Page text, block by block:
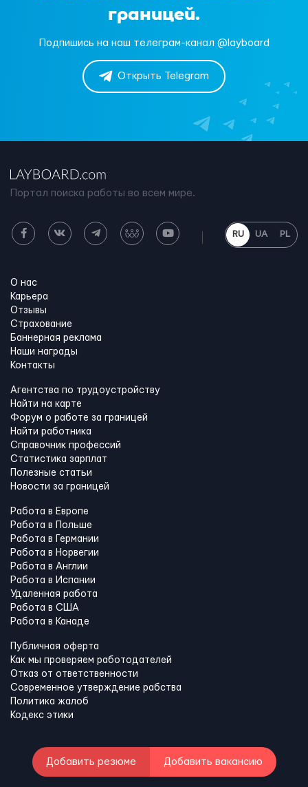
границей.
Подпишись на наш телеграм-канал @layboard
Открыть Telegram
Портал поиска работы во всем мире.
RU UA PL
О нас
Карьера
Отзывы
Страхование
Баннерная реклама
Наши награды
Контакты
Агентства по трудоустройству
Найти на карте
Форум о работе за границей
Найти работника
Справочник профессий
Статистика зарплат
Полезные статьи
Новости за границей
Работа в Европе
Работа в Польше
Работа в Германии
Работа в Норвегии
Работа в Англии
Работа в Испании
Удаленная работа
Работа в США
Работа в Канадe
Публичная оферта
Как мы проверяем работодателей
Отказ от ответственности
Современное утверждение рабства
Политика жалоб
Кодекс этики
Добавить резюме Добавить вакансию